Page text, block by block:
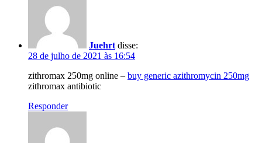
Juehrt disse:
28 de julho de 2021 às 16:54
zithromax 250mg online – buy generic azithromycin 250mg
zithromax antibiotic
Responder